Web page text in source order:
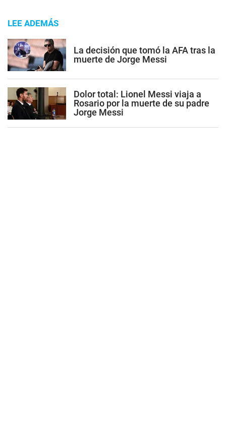
LEE ADEMÁS
La decisión que tomó la AFA tras la
muerte de Jorge Messi
Dolor total: Lionel Messi viaja a
Rosario por la muerte de su padre
Jorge Messi